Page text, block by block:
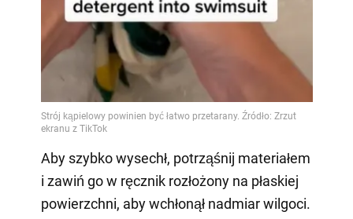
Aby szybko wysechł, potrząśnij materiałem
i zawiń go w ręcznik rozłożony na płaskiej
powierzchni, aby wchłonął nadmiar wilgoci.